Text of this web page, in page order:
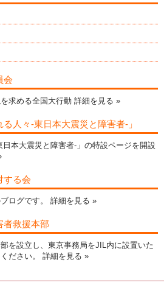
会
求める全国大行動 詳細を見る »
人々-東日本大震災と障害者-」
本大震災と障害者-」の特設ページを開設
する会
ログです。 詳細を見る »
者救援本部
を設立し、東京事務局をJIL内に設置いた
ださい。 詳細を見る »